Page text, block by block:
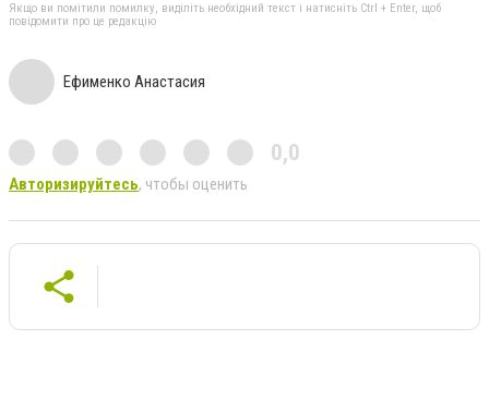
Якщо ви помітили помилку, виділіть необхідний текст і натисніть Ctrl + Enter, щоб
повідомити про це редакцію
Ефименко Анастасия
0,0
Авторизируйтесь, чтобы оценить